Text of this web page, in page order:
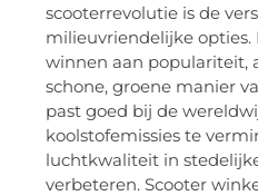
scooterrevolutie is de
milieuvriendelijke opties.
winnen aan populariteit,
schone, groene manier
past goed bij de
koolstofemissies te
luchtkwaliteit in
verbeteren. Scooter